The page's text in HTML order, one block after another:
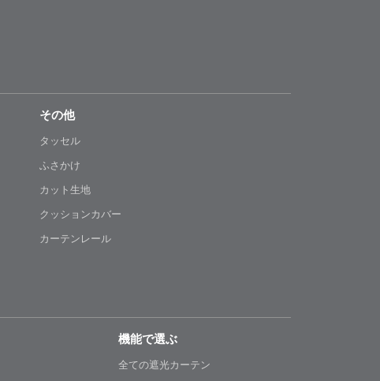
その他
タッセル
ふさかけ
カット生地
クッションカバー
カーテンレール
機能で選ぶ
全ての遮光カーテン